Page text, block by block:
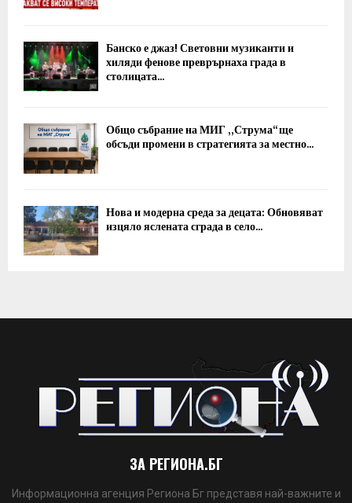
Банско е джаз! Световни музиканти и
хиляди фенове преврърнаха града в
столицата...
Общо събрание на МИГ „Струма“ ще
обсъди промени в стратегията за местно...
Нова и модерна среда за децата: Обновяват
изцяло яслената сграда в село...
ЗА РЕГИОНА.БГ
Информационна агенция Региона Бг представя най-важните и